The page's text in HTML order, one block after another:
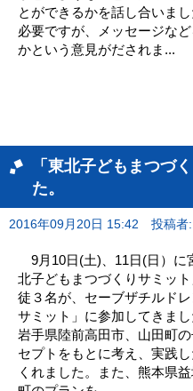
とができるかを話し合いま
必要ですが、メッセージな
かという意見がだされま...
「東北子どもまつづ
た。
2016年09月20日 15:42 投稿者
9月10日(土)、11日(日）に
北子どもまつづくりサミッ
徒３名が、セーブザチルド
サミット」に参加してきま
岩手県陸前高田市、山田町
セプトをもとに考え、実践
くれました。また、熊本県